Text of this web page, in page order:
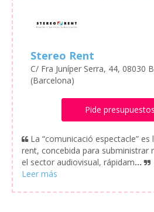
Stereo Rent
C/ Fra Juníper Serra, 44, 08030
(Barcelona)
Pide
La “comunicació espectacle”
rent, concebida para subministrar
el sector audiovisual, rápidam...